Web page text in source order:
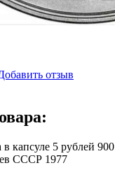
отзыв
в капсуле 5 рублей
СССР 1977